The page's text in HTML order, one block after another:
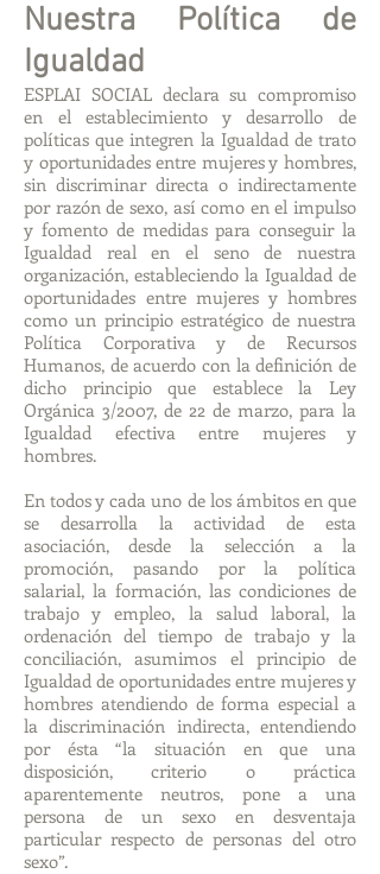
Nuestra Política de
Igualdad
ESPLAI SOCIAL declara su compromiso
en el establecimiento y desarrollo de
políticas que integren la Igualdad de trato
y oportunidades entre mujeres y hombres,
sin discriminar directa o indirectamente
por razón de sexo, así como en el impulso
y fomento de medidas para conseguir la
Igualdad real en el seno de nuestra
organización, estableciendo la Igualdad de
oportunidades entre mujeres y hombres
como un principio estratégico de nuestra
Política Corporativa y de Recursos
Humanos, de acuerdo con la definición de
dicho principio que establece la Ley
Orgánica 3/2007, de 22 de marzo, para la
Igualdad efectiva entre mujeres y
hombres.
En todos y cada uno de los ámbitos en que
se desarrolla la actividad de esta
asociación, desde la selección a la
promoción, pasando por la política
salarial, la formación, las condiciones de
trabajo y empleo, la salud laboral, la
ordenación del tiempo de trabajo y la
conciliación, asumimos el principio de
Igualdad de oportunidades entre mujeres y
hombres atendiendo de forma especial a
la discriminación indirecta, entendiendo
por ésta “la situación en que una
disposición, criterio o práctica
aparentemente neutros, pone a una
persona de un sexo en desventaja
particular respecto de personas del otro
sexo”.